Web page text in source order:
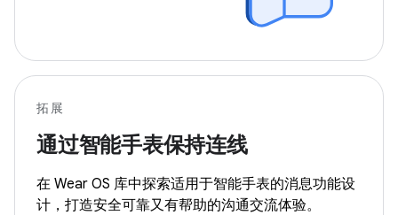
拓展
通过智能手表保持连线
在 Wear OS 库中探索适用于智能手表的消息功能设
计，打造安全可靠又有帮助的沟通交流体验。